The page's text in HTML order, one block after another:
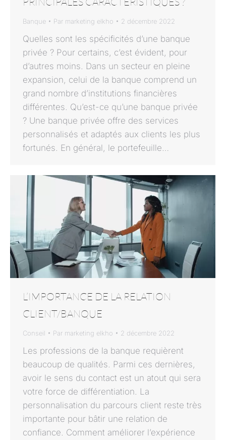
Banque Par marketing elkho 2 décembre 2022
Quelles sont les spécificités d’une banque
privée ? Pour certains, c’est évident, pour
d’autres moins. Dans un secteur en pleine
expansion, celui de la banque comprend un
grand nombre d’institutions financières
différentes. Qu’est-ce qu’une banque privée
? Une banque privée offre des services
personnalisés et adaptés aux clients les plus
fortunés. En général, le portefeuille…
L’IMPORTANCE DE LA RELATION
CLIENT/BANQUE
Conseil Par marketing elkho 2 décembre 2022
Les professions de la banque requièrent
beaucoup de qualités. Parmi ces dernières,
avoir le sens du contact est un atout qui sera
votre force de différentiation. La
personnalisation du parcours client reste très
importante pour bâtir une relation de
confiance. Comment améliorer l’expérience